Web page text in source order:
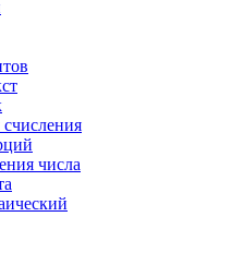
счисления
числа